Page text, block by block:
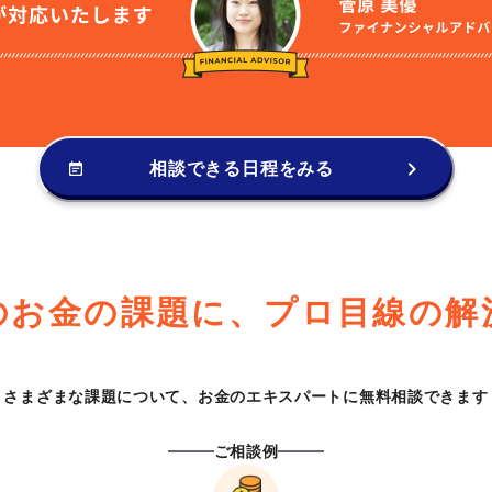
相談できる日程をみる
金の課題に、 プロ目線の解
さまざまな課題について、 お金のエキスパートに無料相談できます
ご相談例